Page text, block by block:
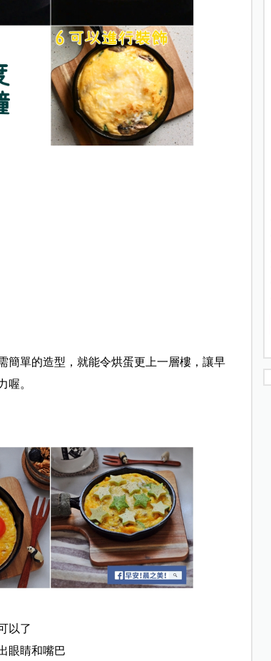
簡單的造型，就能令烘蛋更上一層樓，讓早
喔。
以了
眼睛和嘴巴